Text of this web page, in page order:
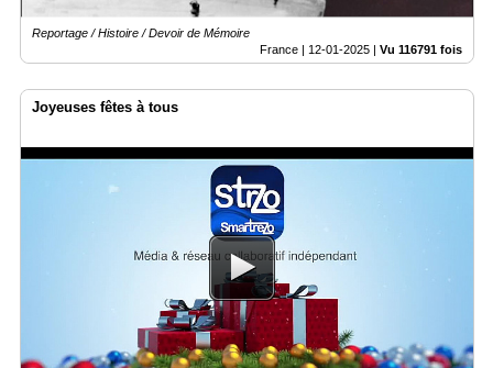
Reportage / Histoire / Devoir de Mémoire
France | 12-01-2025 | Vu 116791 fois
Joyeuses fêtes à tous